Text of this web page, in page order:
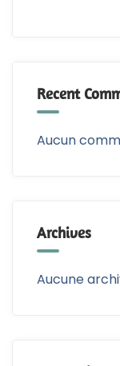
Recent
Aucun
Archives
Aucune